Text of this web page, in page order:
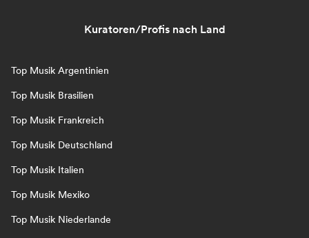
Kuratoren/Profis nach Land
Top Musik Argentinien
Top Musik Brasilien
Top Musik Frankreich
Top Musik Deutschland
Top Musik Italien
Top Musik Mexiko
Top Musik Niederlande